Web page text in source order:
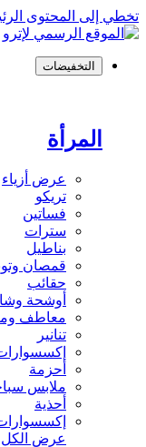
تخطي إلى المحتوى
التخفيضات
المرأة
عرض أزياء
تريكو
فساتين
سترات
بناطيل
قمصان
حقائب
أوشحة
معاطف
تنانير
أحزمة
ملابس
أحذية
عرض الكل